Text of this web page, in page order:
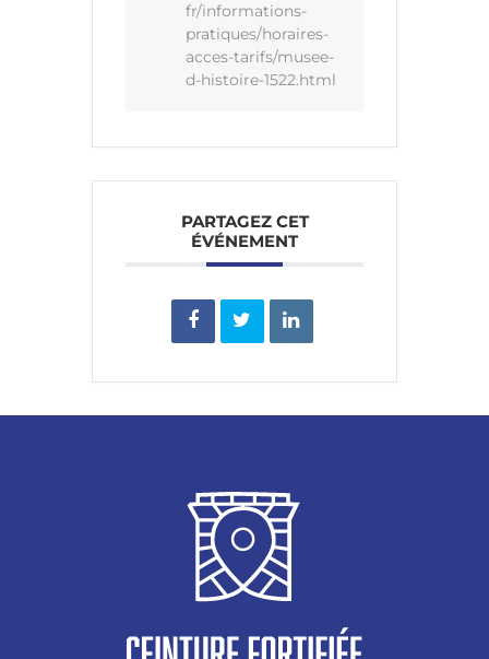
fr/informations-
pratiques/horaires-
acces-tarifs/musee-
d-histoire-1522.html
PARTAGEZ CET
ÉVÉNEMENT